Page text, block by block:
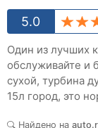
5.0
Один из лучших
обслуживайте и
сухой, турбина
15л город, это
Найдено на